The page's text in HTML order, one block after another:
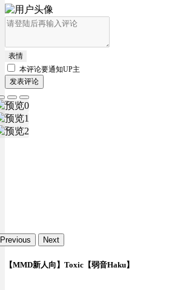
表情
本评论要通知UP主
发表评论
Previous Next
【MMD新人向】Toxic【弱音Haku】